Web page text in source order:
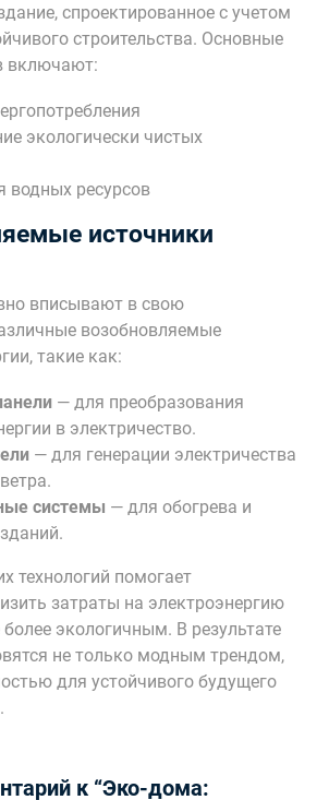
спроектированное с учетом
строительства. Основные
включают:
экологически чистых
водных ресурсов
источники
вписывают в свою
возобновляемые
такие как:
— для преобразования
в электричество.
— для генерации электричества
системы — для обогрева и
технологий помогает
затраты на электроэнергию
экологичным. В результате
не только модным трендом,
для устойчивого будущего
к “Эко-дома: